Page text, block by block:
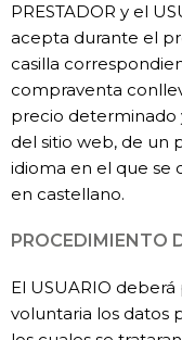
PRESTADOR y el
acepta durante el
casilla
compraventa
precio determinado
del sitio web, de un
idioma en el que se
en castellano.
PROCEDIMIENTO
El USUARIO
voluntaria los datos